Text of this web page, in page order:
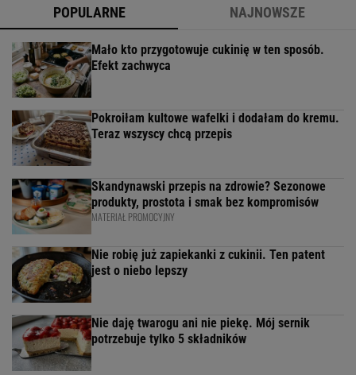
POPULARNE NAJNOWSZE
Mało kto przygotowuje cukinię w ten sposób.
Efekt zachwyca
Pokroiłam kultowe wafelki i dodałam do kremu.
Teraz wszyscy chcą przepis
Skandynawski przepis na zdrowie? Sezonowe
produkty, prostota i smak bez kompromisów
MATERIAŁ PROMOCYJNY
Nie robię już zapiekanki z cukinii. Ten patent
jest o niebo lepszy
Nie daję twarogu ani nie piekę. Mój sernik
potrzebuje tylko 5 składników